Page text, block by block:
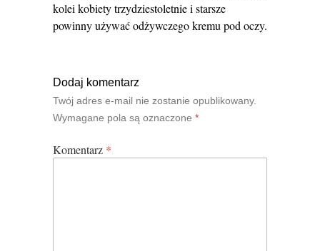
kolei kobiety trzydziestoletnie i starsze
powinny używać odżywczego kremu pod oczy.
Dodaj komentarz
Twój adres e-mail nie zostanie opublikowany.
Wymagane pola są oznaczone *
Komentarz *